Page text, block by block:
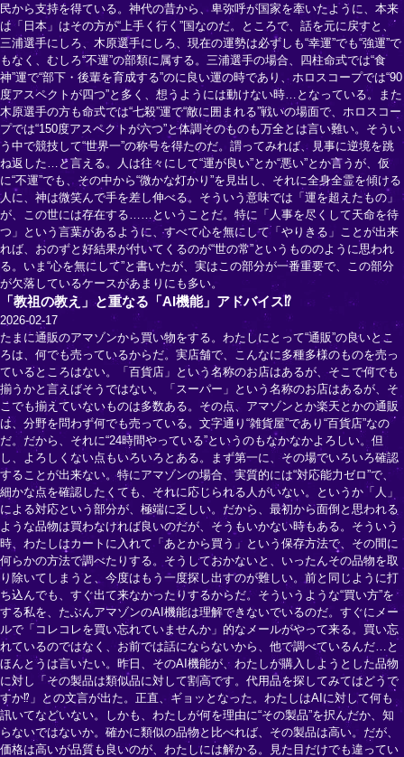
民から支持を得ている。神代の昔から、卑弥呼が国家を牽いたように、本来
は「日本」はその方が“上手く行く”国なのだ。ところで、話を元に戻すと、
三浦選手にしろ、木原選手にしろ、現在の運勢は必ずしも“幸運”でも“強運”で
もなく、むしろ“不運”の部類に属する。三浦選手の場合、四柱命式では“食
神”運で“部下・後輩を育成する”のに良い運の時であり、ホロスコープでは“90
度アスペクトが四つ”と多く、想うようには動けない時…となっている。また
木原選手の方も命式では“七殺”運で“敵に囲まれる”戦いの場面で、ホロスコー
プでは“150度アスペクトが六つ”と体調そのものも万全とは言い難い。そうい
う中で競技して“世界一”の称号を得たのだ。謂ってみれば、見事に逆境を跳
ね返した…と言える。人は往々にして“運が良い”とか“悪い”とか言うが、仮
に“不運”でも、その中から“微かな灯かり”を見出し、それに全身全霊を傾ける
人に、神は微笑んで手を差し伸べる。そういう意味では「運を超えたもの」
が、この世には存在する……ということだ。特に「人事を尽くして天命を待
つ」という言葉があるように、すべて心を無にして「やりきる」ことが出来
れば、おのずと好結果が付いてくるのが“世の常”というもののように思われ
る。いま“心を無にして”と書いたが、実はこの部分が一番重要で、この部分
が欠落しているケースがあまりにも多い。
「教祖の教え」と重なる「AI機能」アドバイス⁉
2026-02-17
たまに通販のアマゾンから買い物をする。わたしにとって“通販”の良いとこ
ろは、何でも売っているからだ。実店舗で、こんなに多種多様のものを売っ
ているところはない。「百貨店」という名称のお店はあるが、そこで何でも
揃うかと言えばそうではない。「スーパー」という名称のお店はあるが、そ
こでも揃えていないものは多数ある。その点、アマゾンとか楽天とかの通販
は、分野を問わず何でも売っている。文字通り“雑貨屋”であり“百貨店”なの
だ。だから、それに“24時間やっている”というのもなかなかよろしい。但
し、よろしくない点もいろいろとある。まず第一に、その場でいろいろ確認
することが出来ない。特にアマゾンの場合、実質的には“対応能力ゼロ”で、
細かな点を確認したくても、それに応じられる人がいない。というか「人」
による対応という部分が、極端に乏しい。だから、最初から面倒と思われる
ような品物は買わなければ良いのだが、そうもいかない時もある。そういう
時、わたしはカートに入れて「あとから買う」という保存方法で、その間に
何らかの方法で調べたりする。そうしておかないと、いったんその品物を取
り除いてしまうと、今度はもう一度探し出すのが難しい。前と同じように打
ち込んでも、すぐ出て来なかったりするからだ。そういうような“買い方”を
する私を、たぶんアマゾンのAI機能は理解できないでいるのだ。すぐにメー
ルで「コレコレを買い忘れていませんか」的なメールがやって来る。買い忘
れているのではなく、お前では話にならないから、他で調べているんだ…と
ほんとうは言いたい。昨日、そのAI機能が、わたしが購入しようとした品物
に対し「その製品は類似品に対して割高です。代用品を探してみてはどうで
すか⁉」との文言が出た。正直、ギョッとなった。わたしはAIに対して何も
訊いてなどいない。しかも、わたしが何を理由に“その製品”を択んだか、知
らないではないか。確かに類似の品物と比べれば、その製品は高い。だが、
価格は高いが品質も良いのが、わたしには解かる。見た目だけでも違ってい